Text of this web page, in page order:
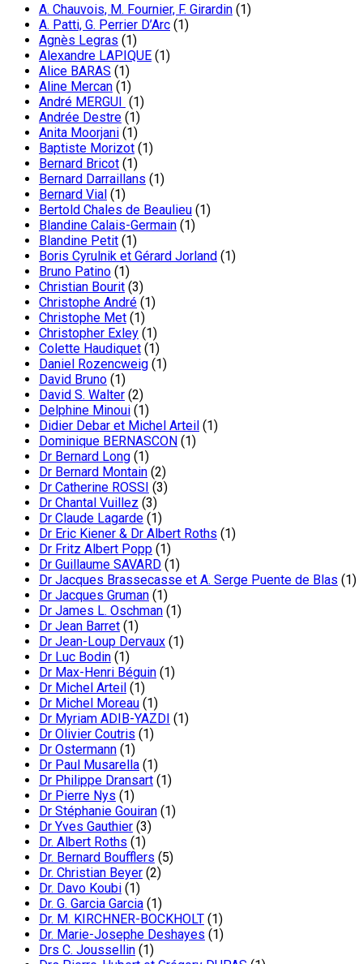
A. Chauvois, M. Fournier, F. Girardin (1)
A. Patti, G. Perrier D’Arc (1)
Agnès Legras (1)
Alexandre LAPIQUE (1)
Alice BARAS (1)
Aline Mercan (1)
André MERGUI (1)
Andrée Destre (1)
Anita Moorjani (1)
Baptiste Morizot (1)
Bernard Bricot (1)
Bernard Darraillans (1)
Bernard Vial (1)
Bertold Chales de Beaulieu (1)
Blandine Calais-Germain (1)
Blandine Petit (1)
Boris Cyrulnik et Gérard Jorland (1)
Bruno Patino (1)
Christian Bourit (3)
Christophe André (1)
Christophe Met (1)
Christopher Exley (1)
Colette Haudiquet (1)
Daniel Rozencweig (1)
David Bruno (1)
David S. Walter (2)
Delphine Minoui (1)
Didier Debar et Michel Arteil (1)
Dominique BERNASCON (1)
Dr Bernard Long (1)
Dr Bernard Montain (2)
Dr Catherine ROSSI (3)
Dr Chantal Vuillez (3)
Dr Claude Lagarde (1)
Dr Eric Kiener & Dr Albert Roths (1)
Dr Fritz Albert Popp (1)
Dr Guillaume SAVARD (1)
Dr Jacques Brassecasse et A. Serge Puente de Blas (1)
Dr Jacques Gruman (1)
Dr James L. Oschman (1)
Dr Jean Barret (1)
Dr Jean-Loup Dervaux (1)
Dr Luc Bodin (1)
Dr Max-Henri Béguin (1)
Dr Michel Arteil (1)
Dr Michel Moreau (1)
Dr Myriam ADIB-YAZDI (1)
Dr Olivier Coutris (1)
Dr Ostermann (1)
Dr Paul Musarella (1)
Dr Philippe Dransart (1)
Dr Pierre Nys (1)
Dr Stéphanie Gouiran (1)
Dr Yves Gauthier (3)
Dr. Albert Roths (1)
Dr. Bernard Boufflers (5)
Dr. Christian Beyer (2)
Dr. Davo Koubi (1)
Dr. G. Garcia Garcia (1)
Dr. M. KIRCHNER-BOCKHOLT (1)
Dr. Marie-Josephe Deshayes (1)
Drs C. Joussellin (1)